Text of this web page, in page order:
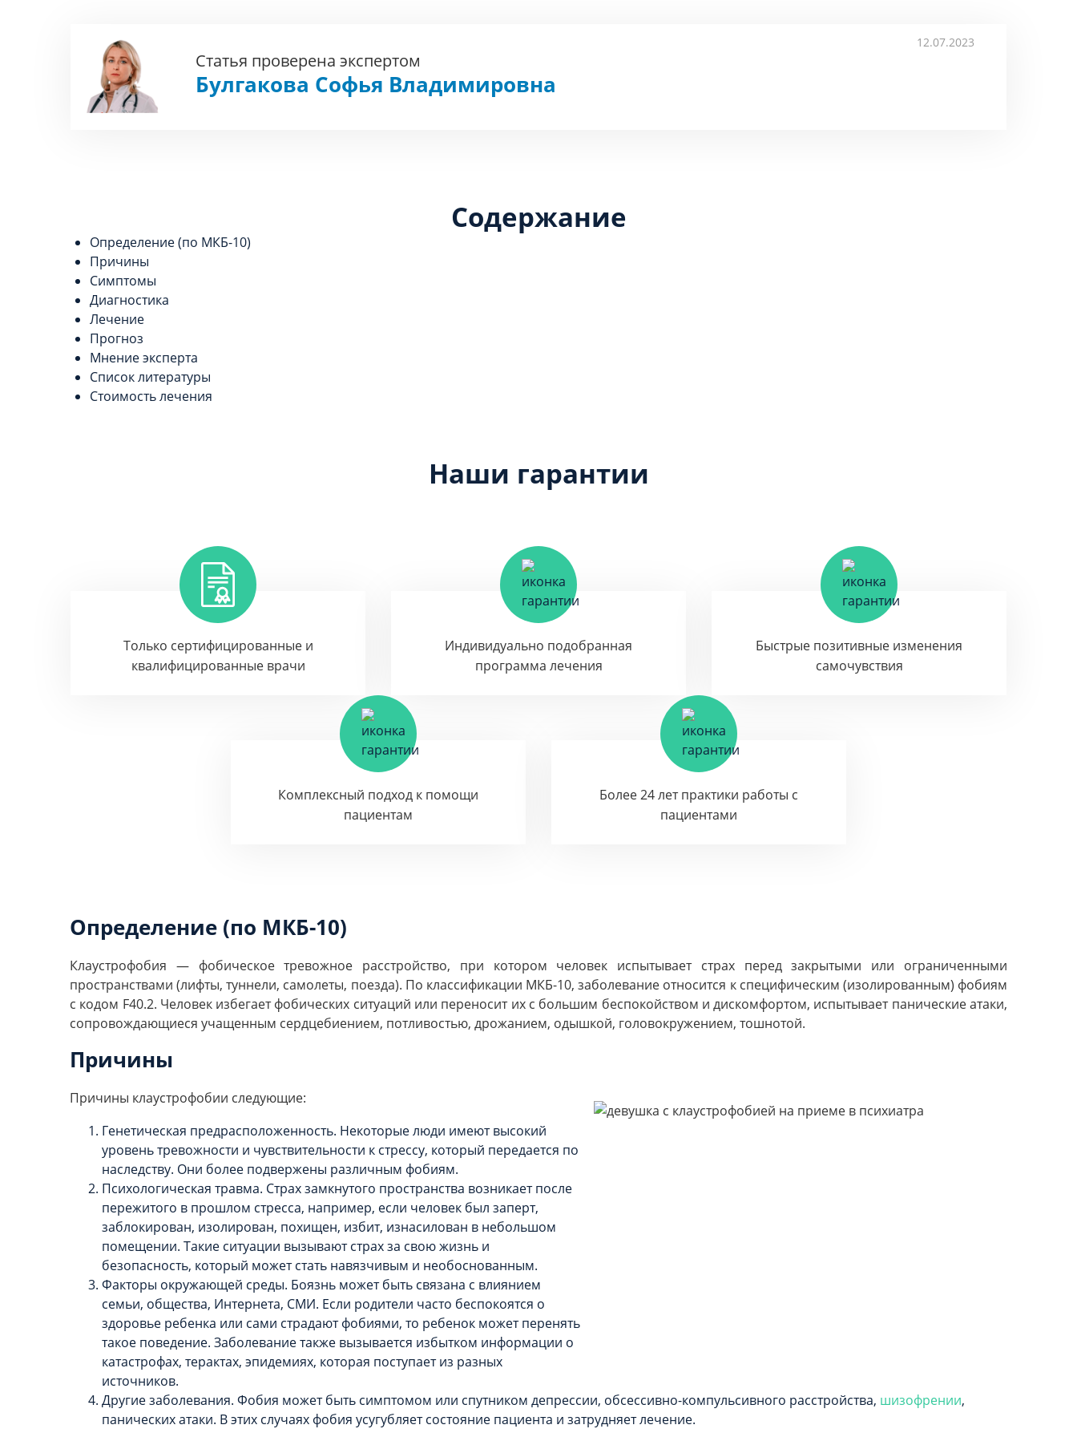
12.07.2023
Статья проверена экспертом
Булгакова Софья Владимировна
Содержание
Определение (по МКБ-10)
Причины
Симптомы
Диагностика
Лечение
Прогноз
Мнение эксперта
Список литературы
Стоимость лечения
Наши гарантии
Только сертифицированные и
квалифицированные врачи
Индивидуально подобранная
программа лечения
Быстрые позитивные изменения
самочувствия
Комплексный подход к помощи
пациентам
Более 24 лет практики работы с
пациентами
Определение (по МКБ-10)
Клаустрофобия — фобическое тревожное расстройство, при котором человек испытывает страх перед закрытыми или ограниченными
пространствами (лифты, туннели, самолеты, поезда). По классификации МКБ-10, заболевание относится к специфическим (изолированным) фобиям
с кодом F40.2. Человек избегает фобических ситуаций или переносит их с большим беспокойством и дискомфортом, испытывает панические атаки,
сопровождающиеся учащенным сердцебиением, потливостью, дрожанием, одышкой, головокружением, тошнотой.
Причины
Причины клаустрофобии следующие:
Генетическая предрасположенность. Некоторые люди имеют высокий
уровень тревожности и чувствительности к стрессу, который передается по
наследству. Они более подвержены различным фобиям.
Психологическая травма. Страх замкнутого пространства возникает после
пережитого в прошлом стресса, например, если человек был заперт,
заблокирован, изолирован, похищен, избит, изнасилован в небольшом
помещении. Такие ситуации вызывают страх за свою жизнь и
безопасность, который может стать навязчивым и необоснованным.
Факторы окружающей среды. Боязнь может быть связана с влиянием
семьи, общества, Интернета, СМИ. Если родители часто беспокоятся о
здоровье ребенка или сами страдают фобиями, то ребенок может перенять
такое поведение. Заболевание также вызывается избытком информации о
катастрофах, терактах, эпидемиях, которая поступает из разных
источников.
Другие заболевания. Фобия может быть симптомом или спутником депрессии, обсессивно-компульсивного расстройства, шизофрении,
панических атаки. В этих случаях фобия усугубляет состояние пациента и затрудняет лечение.